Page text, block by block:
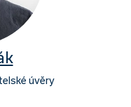
úvěry